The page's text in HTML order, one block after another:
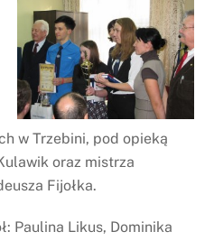
w Trzebini, pod opieką
oraz mistrza
Fijołka.
Paulina Likus, Dominika